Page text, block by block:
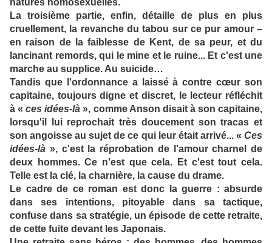
natures homosexuelles.
La troisième partie, enfin, détaille de plus en plus
cruellement, la revanche du tabou sur ce pur amour –
en raison de la faiblesse de Kent, de sa peur, et du
lancinant remords, qui le mine et le ruine... Et c'est une
marche au supplice. Au suicide…
Tandis que l'ordonnance a laissé à contre cœur son
capitaine, toujours digne et discret, le lecteur réfléchit
à «ces idées-là », comme Anson disait à son capitaine,
lorsqu'il lui reprochait très doucement son tracas et
son angoisse au sujet de ce qui leur était arrivé... « Ces
idées-là », c'est la réprobation de l'amour charnel de
deux hommes. Ce n'est que cela. Et c'est tout cela.
Telle est la clé, la charnière, la cause du drame.
Le cadre de ce roman est donc la guerre : absurde
dans ses intentions, pitoyable dans sa tactique,
confuse dans sa stratégie, un épisode de cette retraite,
de cette fuite devant les Japonais.